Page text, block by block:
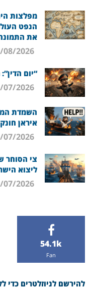
מפלצות
הנפט
את
“יום
השמדת
איראן
צי הסוחר
ליצוא
54.1k
Fan
להירשם לניוזלטרים כדי